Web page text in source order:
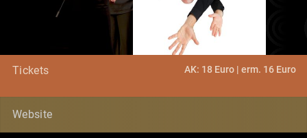
Tickets AK: 18 Euro | erm. 16 Euro
Website